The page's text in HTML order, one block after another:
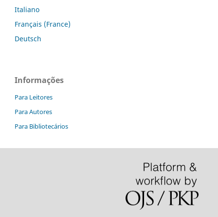
Italiano
Français (France)
Deutsch
Informações
Para Leitores
Para Autores
Para Bibliotecários